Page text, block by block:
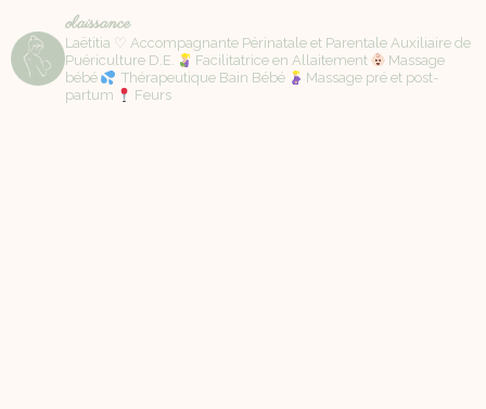
olaissance
Laëtitia ♡ Accompagnante Périnatale et Parentale Auxiliaire de
Puériculture D.E.
Facilitatrice en Allaitement
Massage
bébé
Thérapeutique Bain Bébé
Massage pré et post-
partum
Feurs